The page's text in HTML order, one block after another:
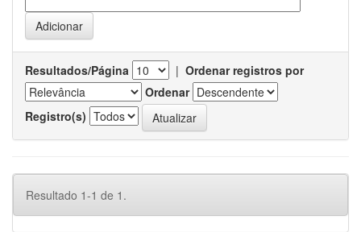
Resultados/Página | Ordenar registros por
Ordenar
Registro(s)
Resultado 1-1 de 1.